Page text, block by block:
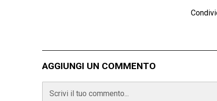
AGGIUNGI UN COMMENTO